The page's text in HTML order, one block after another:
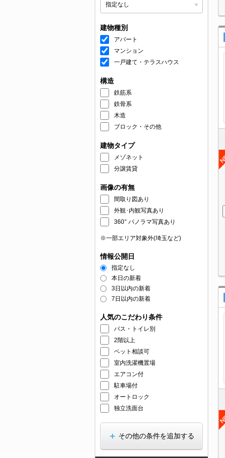
建物種別
アパート
マンション
一戸建て・テラスハウス
構造
鉄筋系
鉄骨系
木造
ブロック・その他
建物タイプ
メゾネット
分譲賃貸
画像の有無
間取り図あり
外観･内観写真あり
360° パノラマ写真あり
※一部エリア対象外(埼玉など)
情報公開日
指定なし
本日の新着
3日以内の新着
7日以内の新着
人気のこだわり条件
バス・トイレ別
2階以上
ペット相談可
室内洗濯機置場
エアコン付
駐車場付
オートロック
独立洗面台
その他の条件を追加する